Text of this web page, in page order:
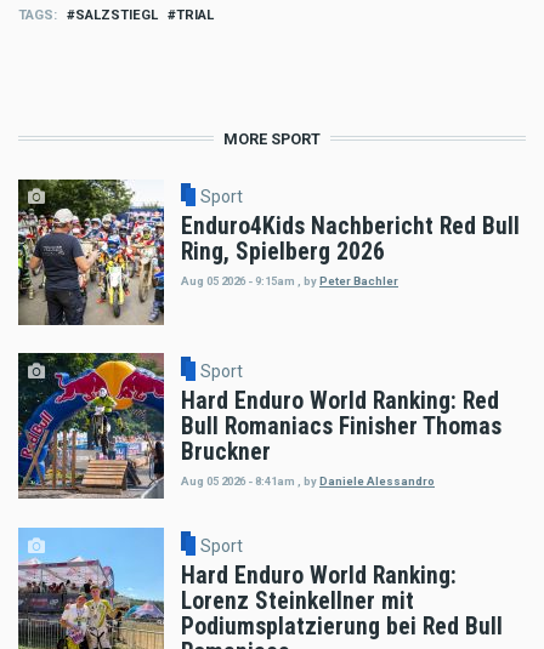
TAGS SALZSTIEGL TRIAL
MORE SPORT
Sport
Enduro4Kids Nachbericht Red Bull
Ring, Spielberg 2026
Aug 05 2026 - 9:15am , by Peter Bachler
Sport
Hard Enduro World Ranking: Red
Bull Romaniacs Finisher Thomas
Bruckner
Aug 05 2026 - 8:41am byDaniele Alessandro
Sport
Hard Enduro World Ranking:
Lorenz Steinkellner mit
Podiumsplatzierung bei Red Bull